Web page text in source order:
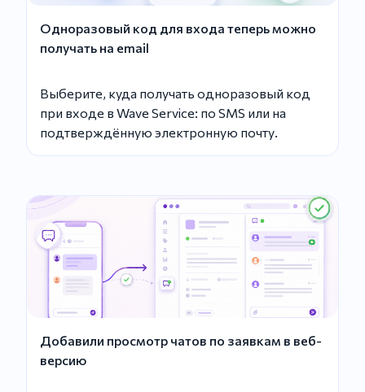
Одноразовый код для входа теперь можно
получать на email
Выберите, куда получать одноразовый код
при входе в Wave Service: по SMS или на
подтверждённую электронную почту.
Добавили просмотр чатов по заявкам в веб-
версию